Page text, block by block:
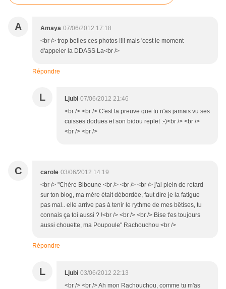
A Amaya 07/06/2012 17:18
<br /> trop belles ces photos !!!! mais 'cest le moment
d'appeler la DDASS La<br />
Répondre
L Ljubi 07/06/2012 21:46
<br /> <br /> C'est la preuve que tu n'as jamais vu ses
cuisses dodues et son bidou replet :-)<br /> <br />
<br /> <br />
C carole 03/06/2012 14:19
<br /> "Chère Biboune <br /> <br /> <br /> j'ai plein de retard
sur ton blog, ma mère était débordée, faut dire je la fatigue
pas mal.. elle arrive pas à tenir le rythme de mes bêtises, tu
connais ça toi aussi ? !<br /> <br /> <br /> Bise t'es toujours
aussi chouette, ma Poupoule" Rachouchou <br />
Répondre
L Ljubi 03/06/2012 22:13
<br /> <br /> Ah mon Rachouchou, comme tu m'as